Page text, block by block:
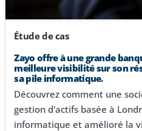
Étude de cas
Zayo offre à une grande
meilleure visibilité sur son
sa pile informatique.
Découvrez comment une
gestion d'actifs basée à
informatique et amélioré la